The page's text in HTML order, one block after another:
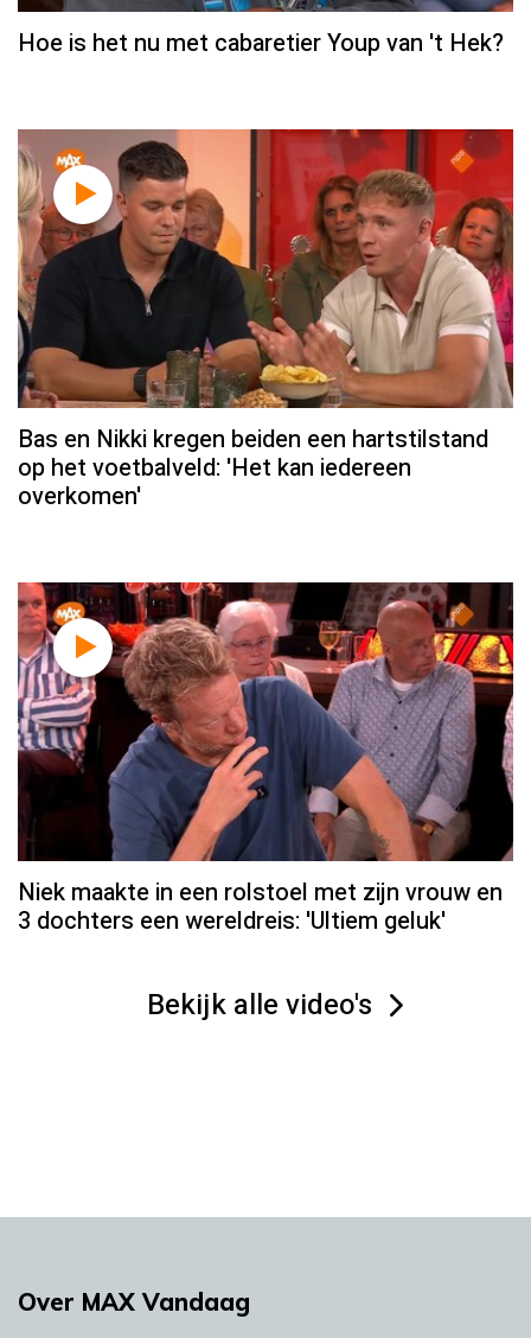
Hoe is het nu met cabaretier Youp van 't Hek?
Bas en Nikki kregen beiden een hartstilstand
op het voetbalveld: 'Het kan iedereen
overkomen'
Niek maakte in een rolstoel met zijn vrouw en
3 dochters een wereldreis: 'Ultiem geluk'
Bekijk alle video's
Over MAX Vandaag